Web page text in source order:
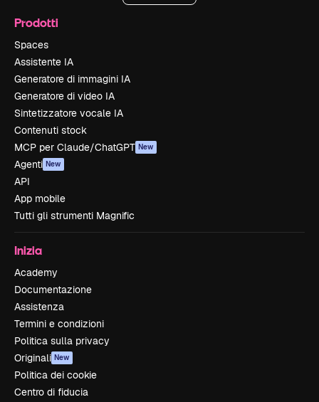
Prodotti
Spaces
Assistente IA
Generatore di immagini IA
Generatore di video IA
Sintetizzatore vocale IA
Contenuti stock
MCP per Claude/ChatGPT New
Agenti New
API
App mobile
Tutti gli strumenti Magnific
Inizia
Academy
Documentazione
Assistenza
Termini e condizioni
Politica sulla privacy
Originali New
Politica dei cookie
Centro di fiducia